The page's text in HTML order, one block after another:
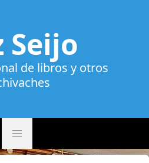
Seijo
de libros y otros